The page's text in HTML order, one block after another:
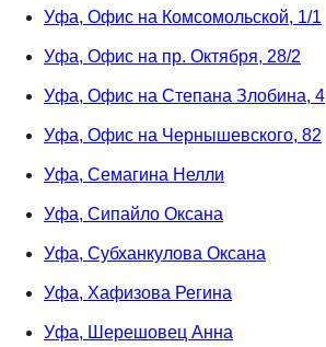
Уфа, Офис на Комсомольской, 1/1
Уфа, Офис на пр. Октября, 28/2
Уфа, Офис на Степана Злобина, 4
Уфа, Офис на Чернышевского, 82
Уфа, Семагина Нелли
Уфа, Сипайло Оксана
Уфа, Субханкулова Оксана
Уфа, Хафизова Регина
Уфа, Шерешовец Анна